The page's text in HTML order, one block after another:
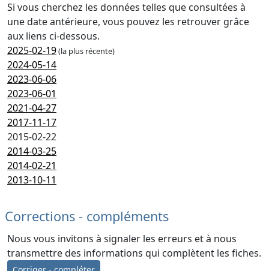
Si vous cherchez les données telles que consultées à
une date antérieure, vous pouvez les retrouver grâce
aux liens ci-dessous.
2025-02-19(la plus récente)
2024-05-14
2023-06-06
2023-06-01
2021-04-27
2017-11-17
2015-02-22
2014-03-25
2014-02-21
2013-10-11
Corrections - compléments
Nous vous invitons à signaler les erreurs et à nous
transmettre des informations qui complètent les fiches.